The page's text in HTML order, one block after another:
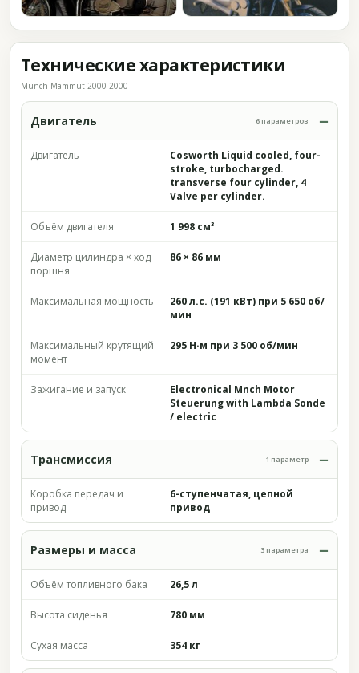
Технические характеристики
Münch Mammut 2000 2000
Двигатель 6 параметров
Двигатель
Cosworth Liquid cooled, four-
stroke, turbocharged.
transverse four cylinder, 4
Valve per cylinder.
Объём двигателя 1 998 см³
Диаметр цилиндра × ход
поршня
86 × 86 мм
Максимальная мощность
260 л.с. (191 кВт) при 5 650 об/
мин
Максимальный крутящий
момент
295 Н·м при 3 500 об/мин
Зажигание и запуск
Electronical Mnch Motor
Steuerung with Lambda Sonde
/ electric
Трансмиссия 1 параметр
Коробка передач и
привод
6-ступенчатая, цепной
привод
Размеры и масса 3 параметра
Объём топливного бака 26,5 л
Высота сиденья 780 мм
Сухая масса 354 кг